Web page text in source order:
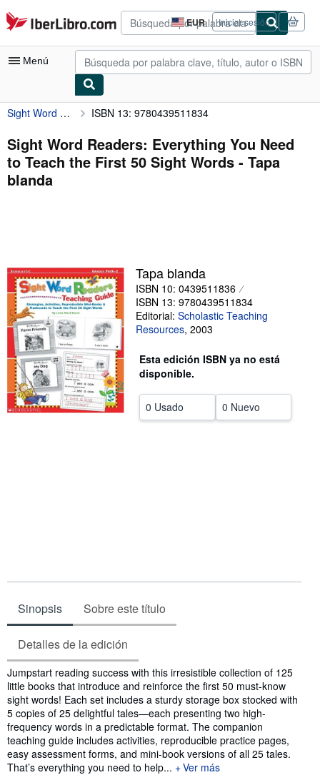
Pasar al contenido principal
IberLibro.com EUR
Preferencias
de
compra
del
Iniciar sesión
Menú
Mi cuenta
Consultar mis pedidos
Búsqueda avanzada
Colecciones
Vendedores
Comenzar a vender
Ayuda
Sight Word Readers: Everything You Need to Teach the First 50 Sight Words ISBN 13: 9780439511834
Sight Word Readers: Everything You Need
to Teach the First 50 Sight Words - Tapa
blanda
Tapa blanda
ISBN 10: 0439511836
ISBN 13: 9780439511834
Editorial: Scholastic Teaching
Resources, 2003
Esta edición ISBN ya no está
disponible.
0 Usado 0 Nuevo
Sinopsis Sobre este título
Detalles de la edición
Sinopsis
Jumpstart reading success with this irresistible collection of 125
little books that introduce and reinforce the first 50 must-know
sight words! Each set includes a sturdy storage box stocked with
5 copies of 25 delightful tales—each presenting two high-
frequency words in a predictable format. The companion
teaching guide includes activities, reproducible practice pages,
easy assessment forms, and mini-book versions of all 25 tales.
That’s everything you need to help...
Ver más